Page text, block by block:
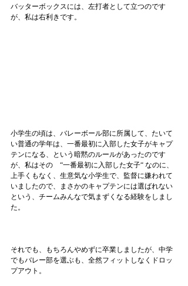
バッターボックスには、左打者として立つのです
が、私は右利きです。
小学生の頃は、バレーボール部に所属して、たいて
い普通の学年は、一番最初に入部した女子がキャプ
テンになる、という暗黙のルールがあったのです
が、私はその　“一番最初に入部した女子“ なのに、
上手くもなく、生意気な小学生で、監督に嫌われて
いましたので、まさかのキャプテンには選ばれない
という、チームみんなで気まずくなる経験をしまし
た。
それでも、もちろんやめずに卒業しましたが、中学
でもバレー部を選ぶも、全然フィットしなくドロッ
プアウト。